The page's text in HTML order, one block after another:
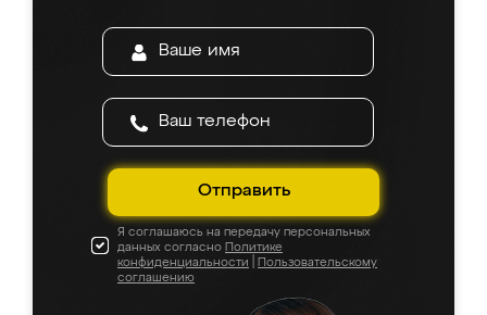
Отправить
Я соглашаюсь на передачу персональных
данных согласно Политике
конфиденциальности
Пользовательскому
соглашению